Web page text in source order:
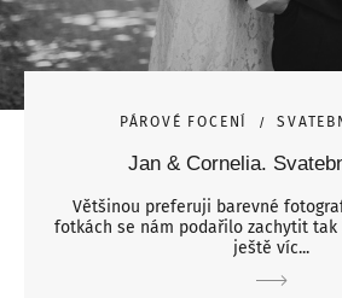
PÁROVÉ FOCENÍ
Jan & Cornelia.
Většinou preferuji barevné
fotkách se nám podařilo zachytit tak
ještě víc...